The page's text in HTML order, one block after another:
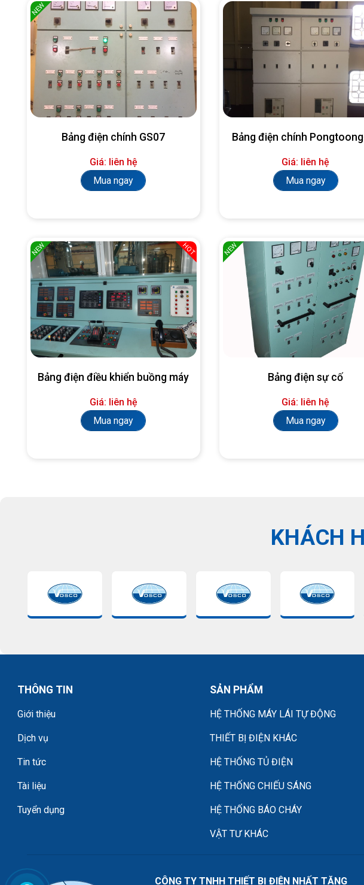
NEW
Bảng điện chính GS07
Giá: liên hệ
Mua ngay
Bảng điện chính
Giá: liên hệ
Mua ngay
NEW HOT
Bảng điện điều khiển buồng máy
Giá: liên hệ
Mua ngay
NEW
Bảng điện sự cố
Giá: liên hệ
Mua ngay
KHÁCH
THÔNG TIN
Giới thiệu
Dịch vụ
Tin tức
Tài liệu
Tuyển dụng
SẢN PHẨM
HỆ THỐNG MÁY LÁI TỰ ĐỘNG
THIẾT BỊ ĐIỆN KHÁC
HỆ THỐNG TỦ ĐIỆN
HỆ THỐNG CHIẾU SÁNG
HỆ THỐNG BÁO CHÁY
VẬT TƯ KHÁC
CÔNG TY TNHH THIẾT BỊ ĐIỆN NHẤT TĂNG